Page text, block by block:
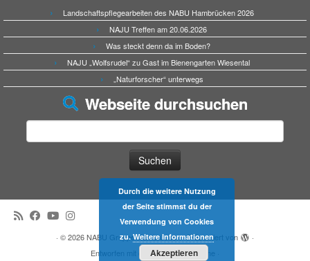
Landschaftspflegearbeiten des NABU Hambrücken 2026
NAJU Treffen am 20.06.2026
Was steckt denn da im Boden?
NAJU „Wolfsrudel“ zu Gast im Bienengarten Wiesental
„Naturforscher“ unterwegs
Webseite durchsuchen
· © 2026NABU Gruppe Hambrücken·Präsentiert von
·
Entworfen mit demCustomizr-Theme
Durch die weitere Nutzung
der Seite stimmst du der
Verwendung von Cookies
zu. Weitere Informationen
Akzeptieren